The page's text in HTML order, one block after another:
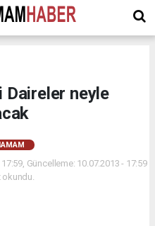
Daireler neyle
Güncelleme: 10.07.2013 - 17:59